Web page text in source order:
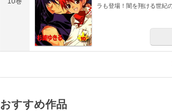
ラも登場！闇を翔ける世紀
おすすめ作品